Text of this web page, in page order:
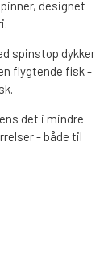
designet
spinstop dykker
flygtende fisk -
det i mindre
- både til